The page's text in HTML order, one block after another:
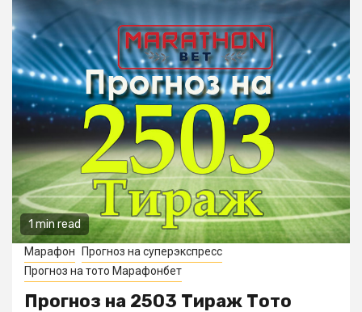
1 min read
Марафон
Прогноз на суперэкспресс
Прогноз на тото Марафонбет
Прогноз на 2503 Тираж Тото